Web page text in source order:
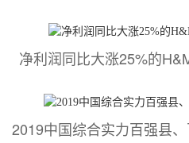
净利润同比大涨25%的
2019中国综合实力百强县